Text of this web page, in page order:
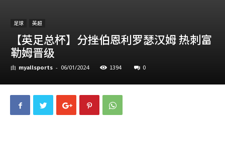
足球 英超
【英足总杯】分挫伯恩利罗瑟汉姆 热刺富
勒姆晋级
由 myallsports - 06/01/2024 1394 0